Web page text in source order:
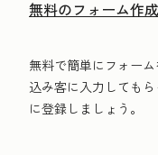
無料のフォーム作
無料で簡単にフォー
込み客に入力しても
に登録しましょう。